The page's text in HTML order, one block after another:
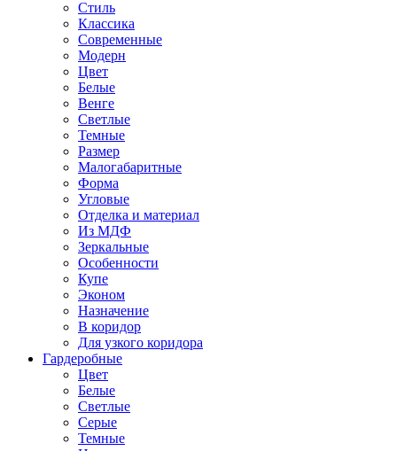
Стиль
Классика
Современные
Модерн
Цвет
Белые
Венге
Светлые
Темные
Размер
Малогабаритные
Форма
Угловые
Отделка и материал
Из МДФ
Зеркальные
Особенности
Купе
Эконом
Назначение
В коридор
Для узкого коридора
Гардеробные
Цвет
Белые
Светлые
Серые
Темные